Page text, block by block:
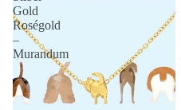
Gold
Roségold
–
Murandum